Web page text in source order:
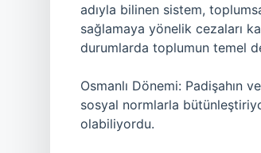
adıyla bilinen sistem,
sağlamaya yönelik cezaları
durumlarda toplumun temel
Osmanlı Dönemi: Padişahın
sosyal normlarla
olabiliyordu.